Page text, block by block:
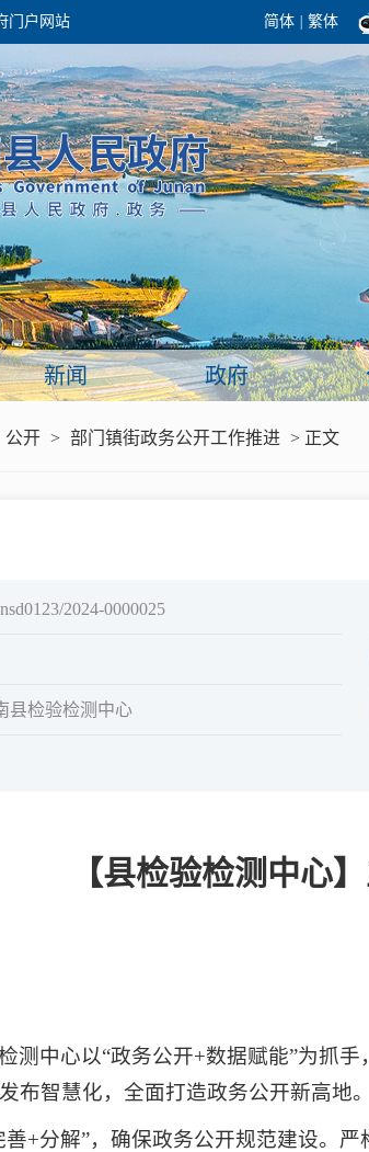
门户网站 简体 繁体
团结高
政府
领导之窗 政府机
政府会议 政府公
政府数
政府工作报告
公共企事业单位信 依申请
经济发展 图说莒
新闻 政府
公开 > 部门镇街政务公开工作推进 > 正文
2024-0000025
县检验检测中心
【县检验检测中心
测中心以“政务公开+数据赋能”为抓
布智慧化，全面打造政务公开新高地。
善+分解”，确保政务公开规范建设。